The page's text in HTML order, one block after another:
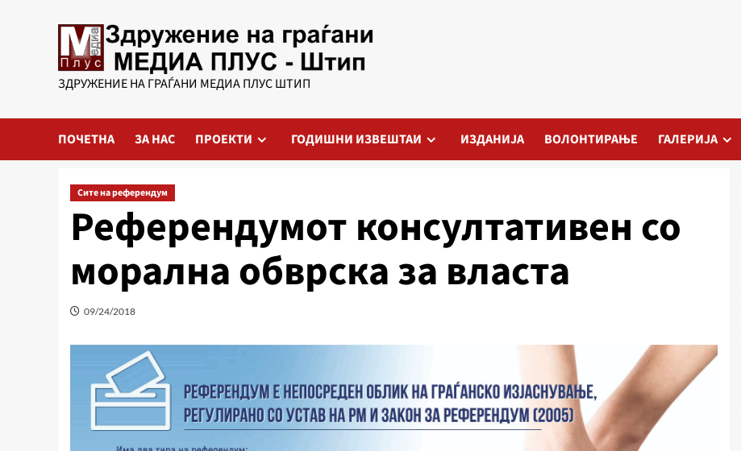
ЗДРУЖЕНИЕ НА ГРАЃАНИ МЕДИА ПЛУС ШТИП
ПОЧЕТНА ЗА НАС ПРОЕКТИ ГОДИШНИ ИЗВЕШТАИ ИЗДАНИЈА ВОЛОНТИРАЊЕ ГАЛЕРИЈА
Сите на референдум
Референдумот консултативен со
морална обврска за власта
09/24/2018